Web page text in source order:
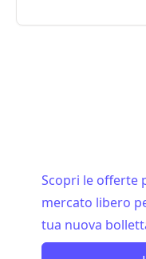
Scopri le offerte
mercato libero
tua nuova